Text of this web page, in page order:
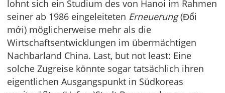
lohnt sich ein Studium des von Hanoi im Rahmen
seiner ab 1986 eingeleiteten Erneuerung(Đổi
mới) möglicherweise mehr als die
Wirtschaftsentwicklungen im übermächtigen
Nachbarland China. Last, but not least: Eine
solche Zugreise könnte sogar tatsächlich ihren
eigentlichen Ausgangspunkt in Südkoreas